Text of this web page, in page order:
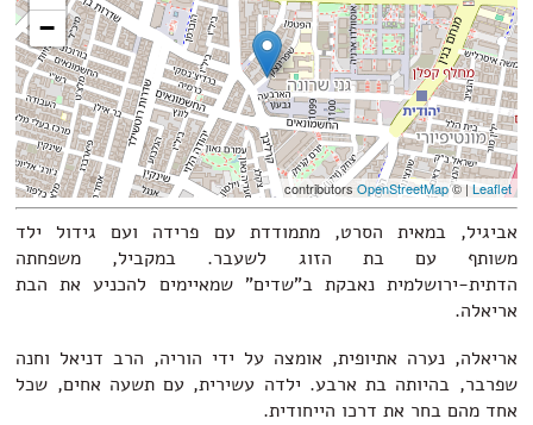
−
Leaflet
| ©
OpenStreetMap
אביגיל, במאית הסרט, מתמודדת עם פרידה ועם גידול ילד
משותף עם בת הזוג לשעבר. במקביל, משפחתה
הדתית-ירושלמית נאבקת ב"שדים" שמאיימים להכניע את הבת
אריאלה.
אריאלה, נערה אתיופית, אומצה על ידי הוריה, הרב דניאל וחנה
שפרבר, בהיותה בת ארבע. ילדה עשירית, עם תשעה אחים, שכל
אחד מהם בחר את דרכו הייחודית.